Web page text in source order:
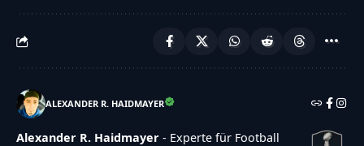
ALEXANDER R. HAIDMAYER
Alexander R. Haidmayer - Experte für Football